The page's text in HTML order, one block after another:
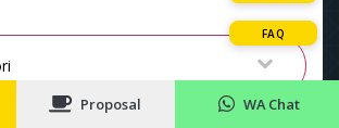
FAQ
Proposal WA Chat